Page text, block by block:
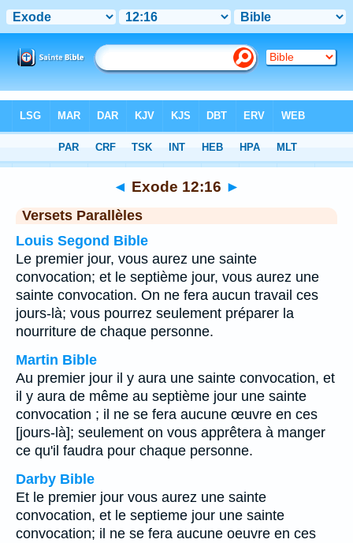
Chapitre 12> Verset 16
◄ Exode 12:16 ►
Versets Parallèles
Louis Segond Bible
Le premier jour, vous aurez une sainte
convocation; et le septième jour, vous aurez une
sainte convocation. On ne fera aucun travail ces
jours-là; vous pourrez seulement préparer la
nourriture de chaque personne.
Martin Bible
Au premier jour il y aura une sainte convocation, et
il y aura de même au septième jour une sainte
convocation ; il ne se fera aucune œuvre en ces
[jours-là]; seulement on vous apprêtera à manger
ce qu'il faudra pour chaque personne.
Darby Bible
Et le premier jour vous aurez une sainte
convocation, et le septieme jour une sainte
convocation; il ne se fera aucune oeuvre en ces